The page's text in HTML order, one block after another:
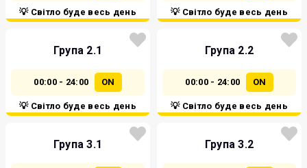
💡 Світло буде весь день 💡 Світло буде весь день
Група 2.1
00:00 - 24:00 ON
💡 Світло буде весь день
Група 2.2
00:00 - 24:00 ON
💡 Світло буде весь день
Група 3.1 Група 3.2